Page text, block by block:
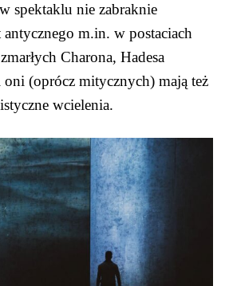
spektaklu nie zabraknie
m.in. w postaciach
Charona, Hadesa
oni (oprócz mitycznych) mają też
wcielenia.